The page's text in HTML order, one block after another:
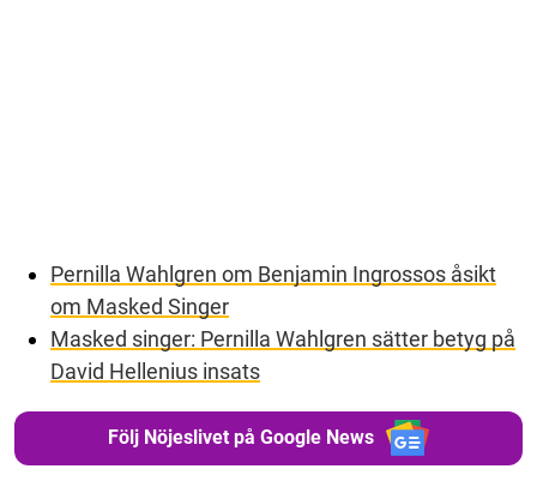
Pernilla Wahlgren om Benjamin Ingrossos åsikt
om Masked Singer
Masked singer: Pernilla Wahlgren sätter betyg på
David Hellenius insats
Följ Nöjeslivet på Google News